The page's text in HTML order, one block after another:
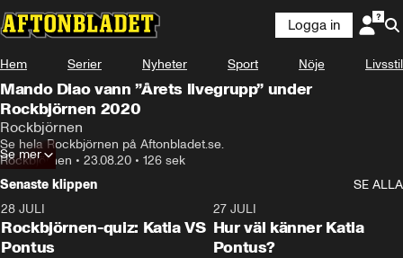
Logga in
Hem Serier Nyheter Sport Nöje Livsstil
Mando Diao vann ”Årets livegrupp” under
Rockbjörnen 2020
Rockbjörnen
Se hela Rockbjörnen på Aftonbladet.se.
Rockbjörnen • 23.08.20 • 126 sek
Se mer
Senaste klippen
SE ALLA
28 JULI
Rockbjörnen-quiz: Katia VS
Pontus
27 JULI
Hur väl känner Katia
Pontus?